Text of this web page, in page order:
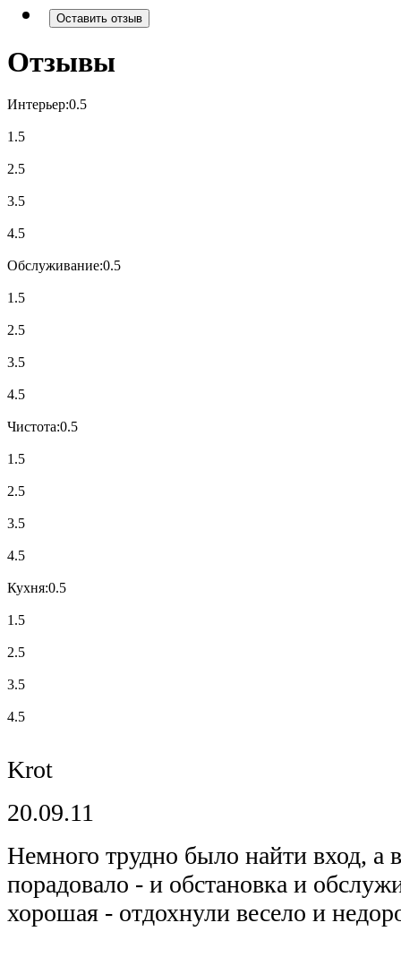
Отзывы
Интерьер:0.5
1.5
2.5
3.5
4.5
Обслуживание:0.5
1.5
2.5
3.5
4.5
Чистота:0.5
1.5
2.5
3.5
4.5
Кухня:0.5
1.5
2.5
3.5
4.5
Krot
20.09.11
Немного трудно было найти вход, а
порадовало - и обстановка и
хорошая - отдохнули весело и